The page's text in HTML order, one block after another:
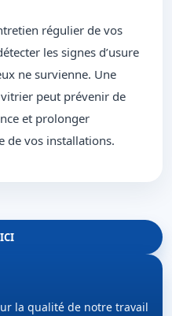
régulier de vos
les signes d’usure
ne survienne. Une
peut prévenir de
et prolonger
de vos installations.
la qualité de notre travail